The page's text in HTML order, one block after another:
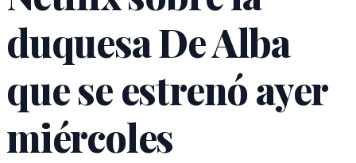
duquesa De Alba
que se estrenó ayer
miércoles